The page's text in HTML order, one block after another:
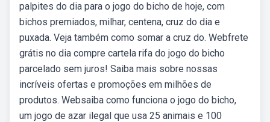
palpites do dia para o jogo do bicho de hoje, com
bichos premiados, milhar, centena, cruz do dia e
puxada. Veja também como somar a cruz do. Webfrete
grátis no dia compre cartela rifa do jogo do bicho
parcelado sem juros! Saiba mais sobre nossas
incríveis ofertas e promoções em milhões de
produtos. Websaiba como funciona o jogo do bicho,
um jogo de azar ilegal que usa 25 animais e 100